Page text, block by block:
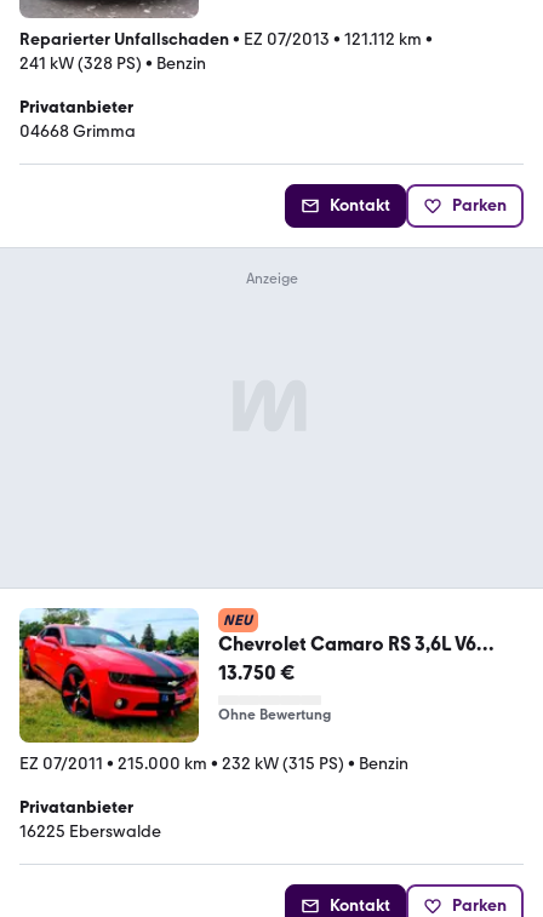
Reparierter Unfallschaden• EZ 07/2013 • 121.112 km •
241 kW (328 PS) • Benzin
Privatanbieter
04668 Grimma
Kontakt Parken
NEU
Chevrolet Camaro RS 3,6L V6
Chevrolet US Car
13.750 €
Ohne Bewertung
EZ 07/2011 • 215.000 km • 232 kW (315 PS) • Benzin
Privatanbieter
16225 Eberswalde
Kontakt Parken